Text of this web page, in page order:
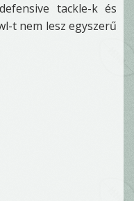
tackle-k és
t nem lesz egyszerű